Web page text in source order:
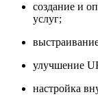
создание и
услуг;
улучшение
настройка